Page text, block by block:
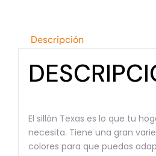
Descripción
El sillón Texas es lo que tu
necesita. Tiene una gran
colores para que puedas